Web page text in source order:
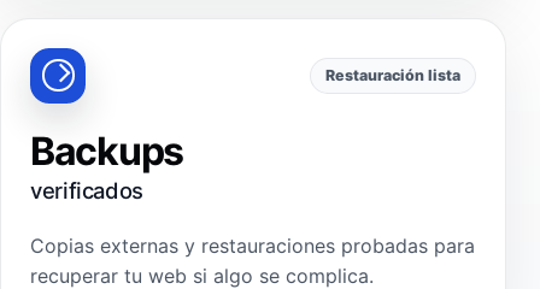
Restauración lista
Backups
verificados
Copias externas y restauraciones probadas para
recuperar tu web si algo se complica.